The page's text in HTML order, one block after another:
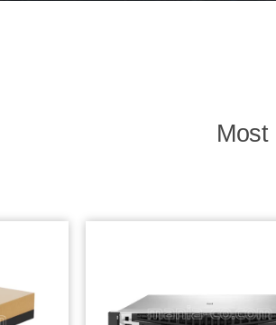
و در حداقل زمان ممکن
روز دنیا و به کارگیری از سخت افزارMost